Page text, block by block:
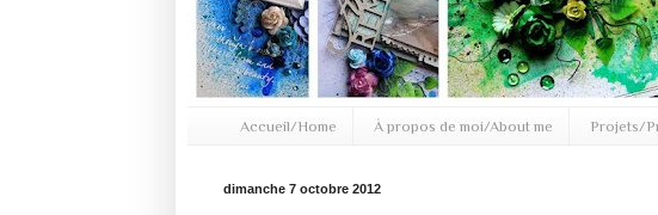
Accueil/Home À propos de moi/About me Projets/
dimanche 7 octobre 2012